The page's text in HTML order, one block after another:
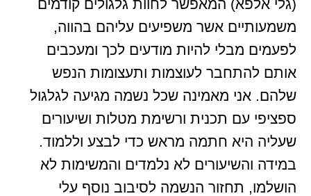
(גלי אלפא) המאפשר לחוות גלגולים קודמים
משמעותיים אשר משפיעים עליהם בהווה,
לפעמים מבלי להיות מודעים לכך ומעכבים
אותם להתחבר לעוצמות ותעצומות הנפש
שלהם. אני מאמינה שכל נשמה מגיעה לגלגול
ספציפי עם תכנית ורשימת מטלות ושיעורים
שעליה היא חתמה מראש כדי לבצע וללמוד.
במידה והשיעורים לא נלמדים והמשימות לא
הושלמו, תחזור הנשמה לסיבוב נוסף עלי